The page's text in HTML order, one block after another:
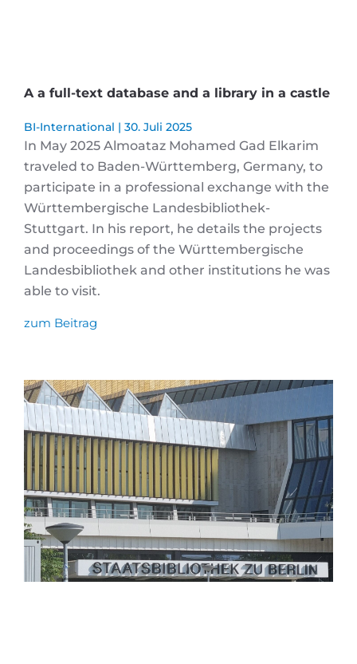
A a full-text database and a library in a castle
BI-International 30. Juli 2025
In May 2025 Almoataz Mohamed Gad Elkarim
traveled to Baden-Württemberg, Germany, to
participate in a professional exchange with the
Württembergische Landesbibliothek-
Stuttgart. In his report, he details the projects
and proceedings of the Württembergische
Landesbibliothek and other institutions he was
able to visit.
zum Beitrag